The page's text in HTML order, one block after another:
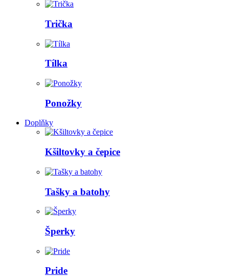
Trička
Tílka
Ponožky
Doplňky
Kšiltovky a čepice
Tašky a batohy
Šperky
Pride